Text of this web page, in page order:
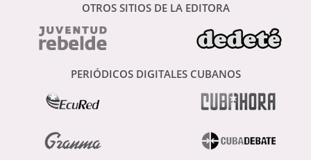
OTROS SITIOS DE LA EDITORA
PERIÓDICOS DIGITALES CUBANOS